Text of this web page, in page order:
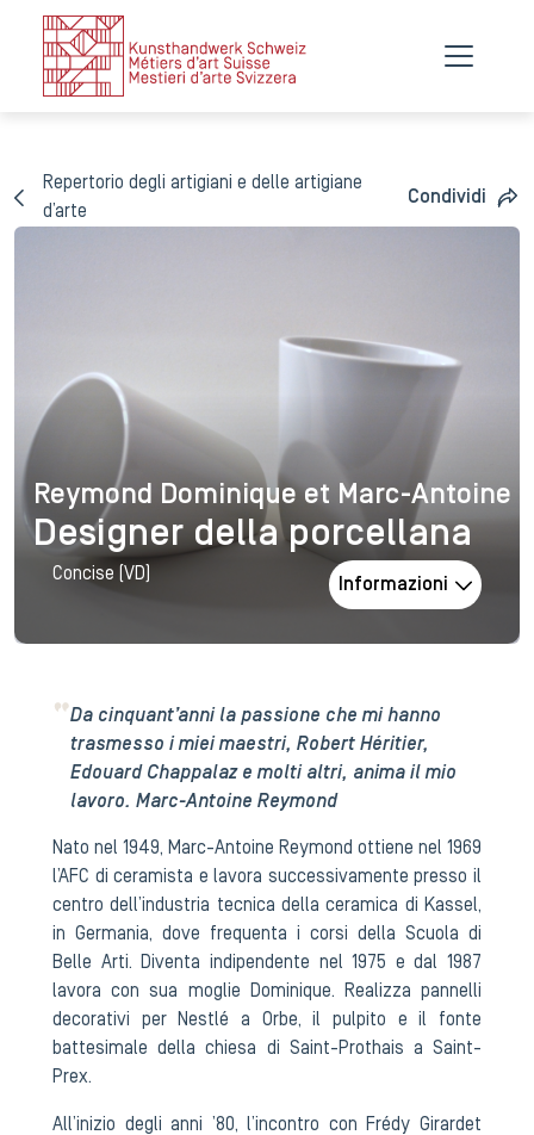
Repertorio degli artigiani e delle artigiane
d’arte
Condividi
Reymond Dominique et
Reymond Dominique et Marc-Antoine
Designer della porcellana
Concise (VD)
Informazioni
Da cinquant’anni la passione che mi hanno
trasmesso i miei maestri, Robert Héritier,
Edouard Chappalaz e molti altri, anima il mio
lavoro.Marc-Antoine Reymond
Nato nel 1949, Marc-Antoine Reymond ottiene nel 1969
l’AFC di ceramista e lavora successivamente presso il
centro dell’industria tecnica della ceramica di Kassel,
in Germania, dove frequenta i corsi della Scuola di
Belle Arti. Diventa indipendente nel 1975 e dal 1987
lavora con sua moglie Dominique. Realizza pannelli
decorativi per Nestlé a Orbe, il pulpito e il fonte
battesimale della chiesa di Saint-Prothais a Saint-
Prex.
All’inizio degli anni ’80, l’incontro con Frédy Girardet